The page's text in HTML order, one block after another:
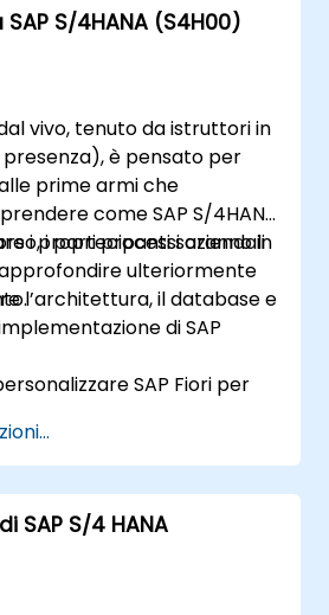
fornitori.
di acquisto, ordini
sugli acquisti tramite le
Fiori e gli indicatori di
relativi
S/4HANA (S4H00)
vivo, tenuto da istruttori in
presenza), è pensato per
prime armi che
come SAP S/4HANA
i propri processi aziendali
ulteriormente
i partecipanti saranno in
l’architettura, il database e
di SAP
SAP Fiori per
principali miglioramenti nei
logistici e in altri moduli
gli aspetti legati
utili per le
SAP S/4 HANA